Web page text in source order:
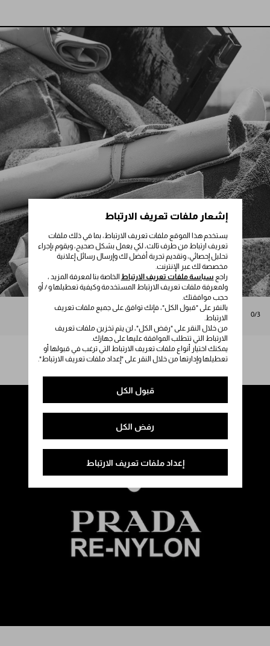
إشعار ملفات تعريف الارتباط
يستخدم هذا الموقع ملفات تعريف الارتباط، بما في ذلك ملفات
تعريف ارتباط من طرف ثالث، لكي يعمل بشكل صحيح، ويقوم بإجراء
تحليل إحصائي، وتقديم تجربة أفضل لك وإرسال رسائل إعلانية
مخصصة لك عبر الإنترنت.
راجع سياسة ملفات تعريف الارتباط الخاصة بنا لمعرفة المزيد ،
ولمعرفة ملفات تعريف الارتباط المستخدمة وكيفية تعطيلها و / أو
حجب موافقتك.
بالنقر على "قبول الكل"، فإنك توافق على جميع ملفات تعريف
الارتباط.
من خلال النقر على "رفض الكل"، لن يتم تخزين ملفات تعريف
الارتباط التي تتطلب الموافقة عليها على جهازك.
يمكنك اختيار أنواع ملفات تعريف الارتباط التي ترغب في قبولها أو
تعطيلها وإدارتها من خلال النقر على "إعداد ملفات تعريف الارتباط".
قبول الكل
رفض الكل
إعداد ملفات تعريف الارتباط
0/3